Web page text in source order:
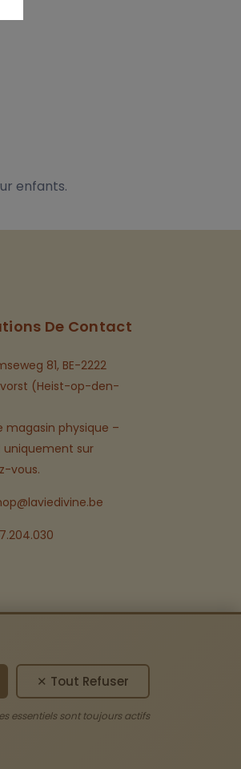
enfants.
De Contact
81, BE-2222
(Heist-op-den-
magasin physique –
uniquement sur
vous.
✕ Tout Refuser
essentiels sont toujours actifs